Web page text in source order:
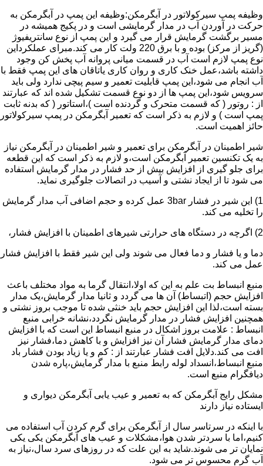
وظیفه پمپ سیرکولاتور در آبگرمکن:وظیفه این پمپ در آبگرمکن به
حرکت در آوردن آب در مدار گرمایشی است و در پکیج همیشه در
مسیر برگشت گرمایش قرار می گیرد و این پمپ از نوع سانتریفیوژ
(گریز از مرکز) بوده و با برق 220 ولت کار می کند.مبرای عملکرداین
نوع پمپ لازم است آب در قسمت میانی پروانه آب پخش کن وجود
داشته باشد،عمل خنک کاری و روان کاری یاتاقان های این پمپ فقط با
آب انجام می شود،این پمپ قابلیت تعمیر و سیم پیچی ندارد ولی باید
سرویس شود،این پمپ ها از دو نوع قسمت تشکیل شده اند که عبارتند
از : روتور ( که قسمت متحرک و گردنده است )،استاتور ( که بدنه ثابت
پمپ است ) و لازم به ذکر است که تعمیر آبگرمکن در پمپ سیرکولاتور
حائز اهمیت است.
شیر اطمینان در آبگرمکن برای تعمیر و شیر اطمینان در آبگرمکن نیاز
به یک تکنسین تعمیر آبگرمکن است،و لازم به ذکر است که این قطعه
برای جلو گیری از افزایش بیش از حد فشار در مدار گرمایش استفاده
می شود تا از ایجاد نشتی و آسیب در اتصالات جلوگیری نماید.
1) این شیر در فشار 3bar عمل کرده و حجم اضافی آب مدار گرمایش
را تخلیه می کند.
2) اگرچه در دستگاه های حرارتی شیرهای اطمینان با افزایش فشار،
دما و یا فشار و دما فعال می شوند ولی این شیر فقط با افزایش فشار
عمل می کند.
منبع انبساط بت علم به این که اولا،انتقال گرما به مواد مختلف باعث
افزایش حجم (اتبساط) آن ها می گردد و ثانیا مدار گرمایش،یک مدار
بسته است،لذا این افزایش حجم باید خنثی شده تا موجب بروز نشتی و
همچنین افزایش فشار در مدار گرمایش نگردد،نشانه خرابی منبع
انبساط : علامت بروز اشکال در منبع انبساط این است که با افزایش
دمای مدار گرمایش فشار آن نیز افزایش و با کاهش دما،فشار نیز
افت می کند.دلایل افت فشار عبارتند از : کم و یا زیاد بودن فشار باد
منبع انبساط،انسداد لوله رابط منبع با مدار گرمایش،پاره شدن
دیافگرام منبع است.
مشکل رایج آبگرمکن که به تعمیر و عیب یابی آبگرمکن دیواری و
ایستاده نیاز دارند
با اینکه در سرتاسر سال از آبگرمکن برای گرم کردن آب استفاده می
کنیم،اما با سردتر شدن هوا،مشکلات و عیب های آبگرمکن یکی یکی
نمایان تر می شوند.شاید به این علت که در روزهای سرد سال،نیاز به
آب گرم محسوس تر می شود.